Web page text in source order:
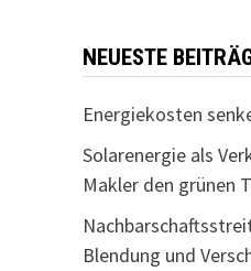
NEUESTE
Energiekosten
Solarenergie als
Makler den grünen
Blendung und